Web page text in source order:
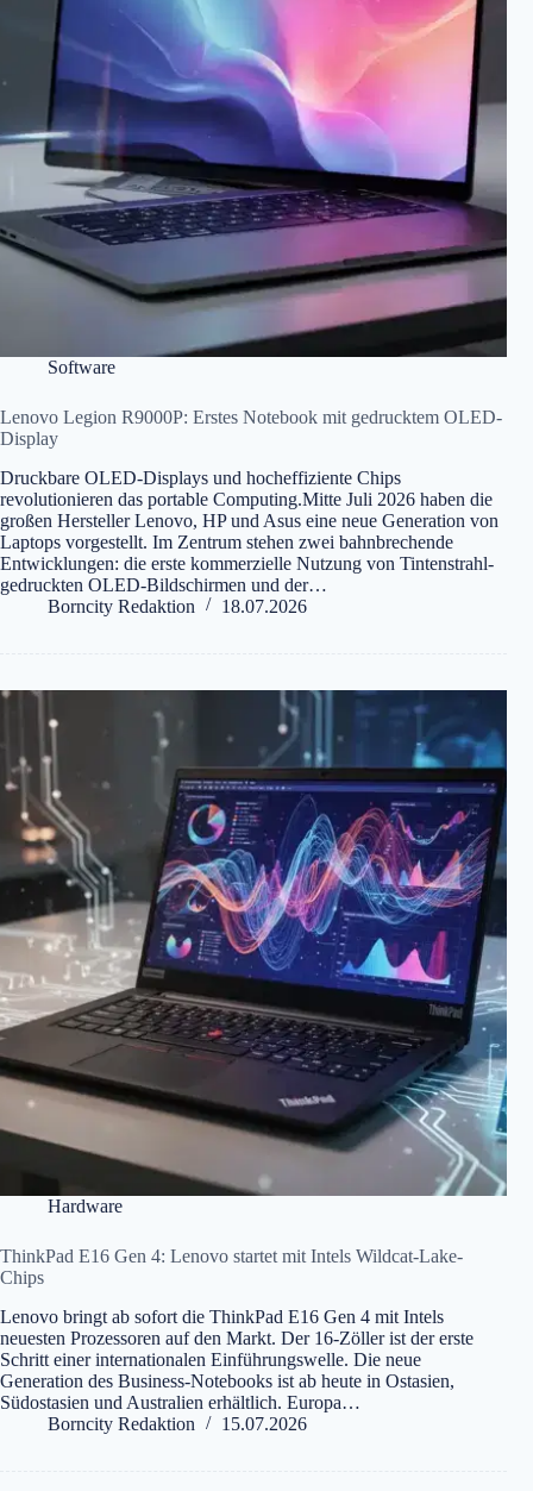
Software
Lenovo Legion R9000P: Erstes Notebook mit gedrucktem OLED-
Display
Druckbare OLED-Displays und hocheffiziente Chips
revolutionieren das portable Computing.Mitte Juli 2026 haben die
großen Hersteller Lenovo, HP und Asus eine neue Generation von
Laptops vorgestellt. Im Zentrum stehen zwei bahnbrechende
Entwicklungen: die erste kommerzielle Nutzung von Tintenstrahl-
gedruckten OLED-Bildschirmen und der…
Borncity Redaktion
18.07.2026
Hardware
ThinkPad E16 Gen 4: Lenovo startet mit Intels Wildcat-Lake-
Chips
Lenovo bringt ab sofort die ThinkPad E16 Gen 4 mit Intels
neuesten Prozessoren auf den Markt. Der 16-Zöller ist der erste
Schritt einer internationalen Einführungswelle. Die neue
Generation des Business-Notebooks ist ab heute in Ostasien,
Südostasien und Australien erhältlich. Europa…
Borncity Redaktion
15.07.2026